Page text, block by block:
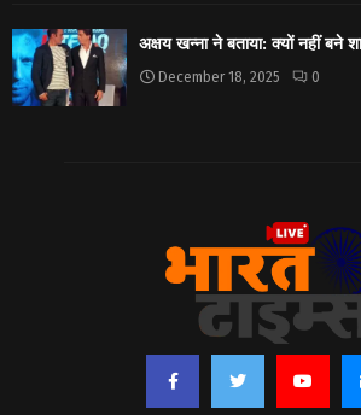
अक्षय खन्ना ने बताया: क्यों नहीं बने
December 18, 2025 0